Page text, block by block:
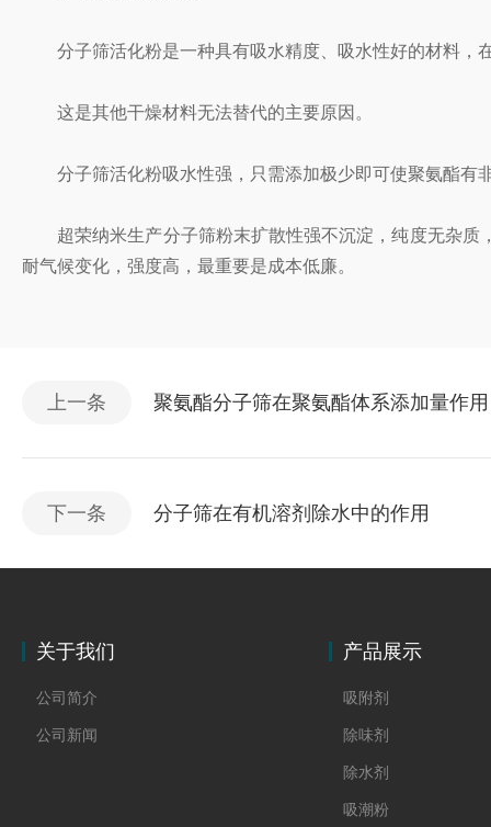
分子筛活化粉是一种具有吸水精度、吸水性好的材料，
这是其他干燥材料无法替代的主要原因。
分子筛活化粉吸水性强，只需添加极少即可使聚氨酯有
超荣纳米生产分子筛粉末扩散性强不沉淀，纯度无杂质
耐气候变化，强度高，最重要是成本低廉。
上一条 聚氨酯分子筛在聚氨酯体系添加量作用
下一条 分子筛在有机溶剂除水中的作用
关于我们
公司简介
公司新闻
产品展示
吸附剂
除味剂
除水剂
吸潮粉